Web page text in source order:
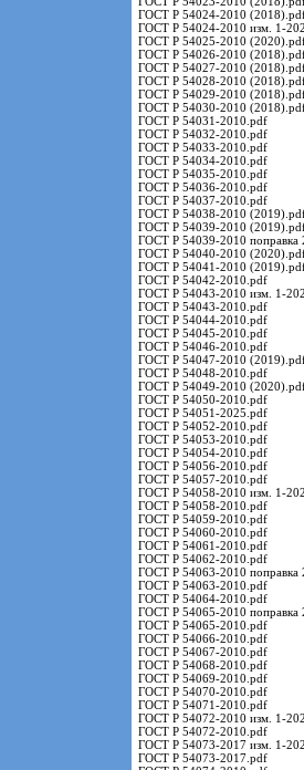
ГОСТ Р 54024-2010
ГОСТ Р 54024-2010 изм. 1-
ГОСТ Р 54025-2010
ГОСТ Р 54026-2010
ГОСТ Р 54027-2010
ГОСТ Р 54028-2010
ГОСТ Р 54029-2010
ГОСТ Р 54030-2010
ГОСТ Р 54031-2010.pdf
ГОСТ Р 54032-2010.pdf
ГОСТ Р 54033-2010.pdf
ГОСТ Р 54034-2010.pdf
ГОСТ Р 54035-2010.pdf
ГОСТ Р 54036-2010.pdf
ГОСТ Р 54037-2010.pdf
ГОСТ Р 54038-2010
ГОСТ Р 54039-2010
ГОСТ Р 54039-2010 поправка
ГОСТ Р 54040-2010
ГОСТ Р 54041-2010
ГОСТ Р 54042-2010.pdf
ГОСТ Р 54043-2010 изм. 1-
ГОСТ Р 54043-2010.pdf
ГОСТ Р 54044-2010.pdf
ГОСТ Р 54045-2010.pdf
ГОСТ Р 54046-2010.pdf
ГОСТ Р 54047-2010
ГОСТ Р 54048-2010.pdf
ГОСТ Р 54049-2010
ГОСТ Р 54050-2010.pdf
ГОСТ Р 54051-2025.pdf
ГОСТ Р 54052-2010.pdf
ГОСТ Р 54053-2010.pdf
ГОСТ Р 54054-2010.pdf
ГОСТ Р 54056-2010.pdf
ГОСТ Р 54057-2010.pdf
ГОСТ Р 54058-2010 изм. 1-
ГОСТ Р 54058-2010.pdf
ГОСТ Р 54059-2010.pdf
ГОСТ Р 54060-2010.pdf
ГОСТ Р 54061-2010.pdf
ГОСТ Р 54062-2010.pdf
ГОСТ Р 54063-2010 поправка
ГОСТ Р 54063-2010.pdf
ГОСТ Р 54064-2010.pdf
ГОСТ Р 54065-2010 поправка
ГОСТ Р 54065-2010.pdf
ГОСТ Р 54066-2010.pdf
ГОСТ Р 54067-2010.pdf
ГОСТ Р 54068-2010.pdf
ГОСТ Р 54069-2010.pdf
ГОСТ Р 54070-2010.pdf
ГОСТ Р 54071-2010.pdf
ГОСТ Р 54072-2010 изм. 1-
ГОСТ Р 54072-2010.pdf
ГОСТ Р 54073-2017 изм. 1-
ГОСТ Р 54073-2017.pdf